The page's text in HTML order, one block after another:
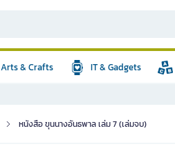
Arts & Crafts IT & Gadgets
หนังสือ ขุนนางอันธพาล เล่ม 7 (เล่มจบ)